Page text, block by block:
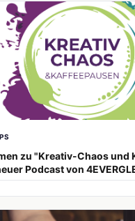
zu "Kreativ-Chaos und
Podcast von